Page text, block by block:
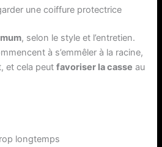
une coiffure protectrice
, selon le style et l’entretien.
à s’emmêler à la racine,
et cela peutfavoriser la casse au
longtemps